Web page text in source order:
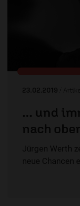
23.02.2019 / Artikel
... und
nach
Jürgen Werth
neue Chancen